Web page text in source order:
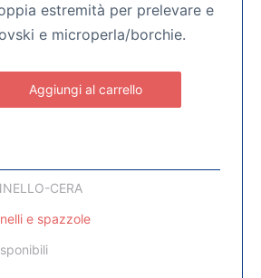
estremità per prelevare e
e microperla/borchie.
Aggiungi al carrello
CERA
e spazzole